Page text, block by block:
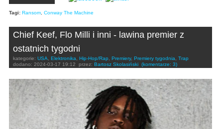
Tagi: Ransom Conway The Machine
Chief Keef, Flo Milli i inni - lawina premier z
ostatnich tygodni
kategorie: USA Elektronika Hip-Hop/Rap Premiery, Premiery tygodnia
Trap
dodano: 2024-03-17 19:12 przez: Bartosz Skolasiński (komentarze: 3)